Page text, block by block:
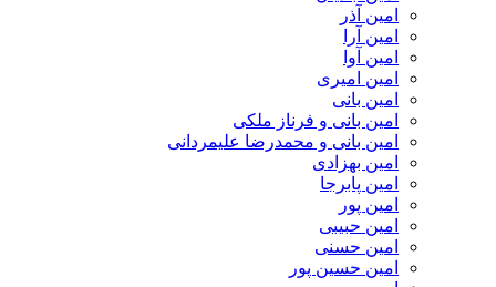
امین آذر
امین آرا
امین آوا
امین امیری
امین بانی
امین بانی و فرناز ملکی
امین بانی و محمدرضا علیمردانی
امین بهزادی
امین پابرجا
امین پور
امین حبیبی
امین حسنی
امین حسین پور